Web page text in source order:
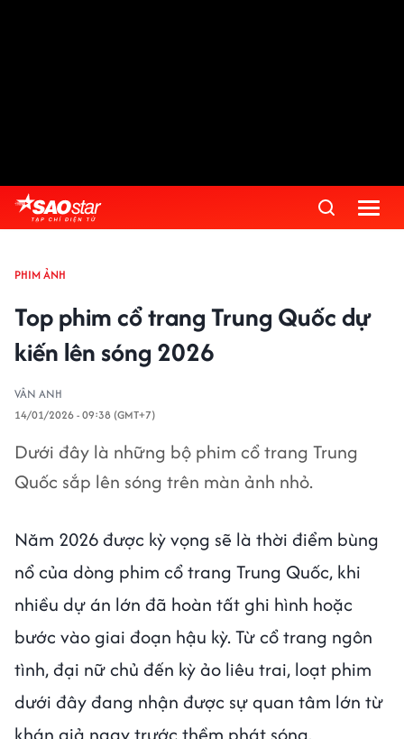
PHIM ẢNH
Top phim cổ trang Trung Quốc dự
kiến lên sóng 2026
VÂN ANH
14/01/2026 - 09:38 (GMT+7)
Dưới đây là những bộ phim cổ trang Trung
Quốc sắp lên sóng trên màn ảnh nhỏ.
Năm 2026 được kỳ vọng sẽ là thời điểm bùng
nổ của dòng phim cổ trang Trung Quốc, khi
nhiều dự án lớn đã hoàn tất ghi hình hoặc
bước vào giai đoạn hậu kỳ. Từ cổ trang ngôn
tình, đại nữ chủ đến kỳ ảo liêu trai, loạt phim
dưới đây đang nhận được sự quan tâm lớn từ